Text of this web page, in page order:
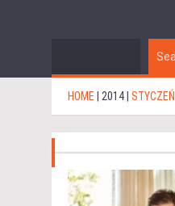
HOME 2014 STYCZEŃ